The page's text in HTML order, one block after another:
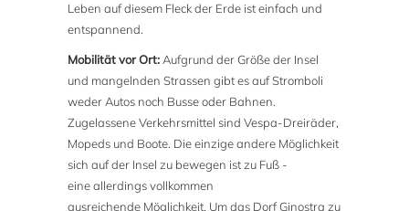
Leben auf diesem Fleck der Erde ist einfach und
entspannend.
Mobilität vor Ort:Aufgrund der Größe der Insel
und mangelnden Strassen gibt es auf Stromboli
weder Autos noch Busse oder Bahnen.
Zugelassene Verkehrsmittel sind Vespa-Dreiräder,
Mopeds und Boote. Die einzige andere Möglichkeit
sich auf der Insel zu bewegen ist zu Fuß -
eine allerdings vollkommen
ausreichende Möglichkeit. Um das Dorf Ginostra zu